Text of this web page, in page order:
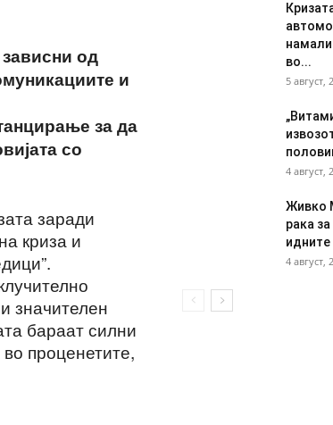
од
и
за да
со
заради
криза и
значителен
бараат силни
проценетите,
намали
во...
5 август,
4 август,
Живко
рака
идните
4 август,